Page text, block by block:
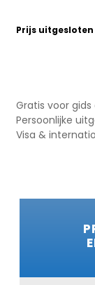
Prijs uitgesloten
Gratis voor
Persoonlijke
Visa &